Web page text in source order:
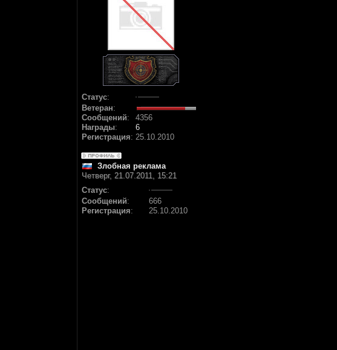
Статус:
Ветеран:
Сообщений:
4356
Награды:
6
Регистрация: 25.10.2010
Злобная реклама
Четверг, 21.07.2011, 15:21
Статус:
Сообщений:
666
Регистрация: 25.10.2010